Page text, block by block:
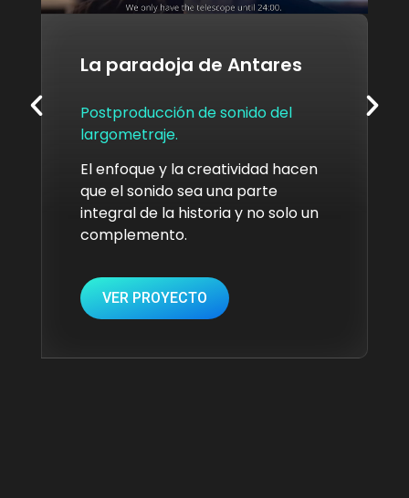
La paradoja de Antares
Postproducción de sonido del
largometraje.
El enfoque y la creatividad hacen
que el sonido sea una parte
integral de la historia y no solo un
complemento.
VER PROYECTO